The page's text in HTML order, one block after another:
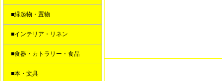
■縁起物・置物
■インテリア・リネン
■食器・カトラリー・食品
■本・文具